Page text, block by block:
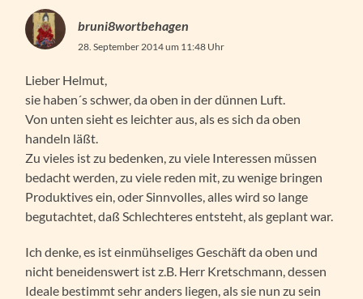
bruni8wortbehagen
28. September 2014 um 11:48 Uhr
Lieber Helmut,
sie haben´s schwer, da oben in der dünnen Luft.
Von unten sieht es leichter aus, als es sich da oben
handeln läßt.
Zu vieles ist zu bedenken, zu viele Interessen müssen
bedacht werden, zu viele reden mit, zu wenige bringen
Produktives ein, oder Sinnvolles, alles wird so lange
begutachtet, daß Schlechteres entsteht, als geplant war.
Ich denke, es ist einmühseliges Geschäft da oben und
nicht beneidenswert ist z.B. Herr Kretschmann, dessen
Ideale bestimmt sehr anders liegen, als sie nun zu sein